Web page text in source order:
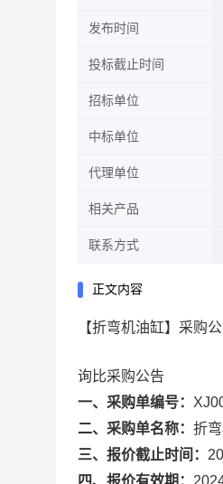
发布时间
投标截止时间
招标单位
中标单位
代理单位
相关产品
联系方式
正文内容
【折弯机油缸】采购
询比采购公告
一、采购单编号：
二、采购单名称： 折
三、报价截止时间：
四、报价有效期：